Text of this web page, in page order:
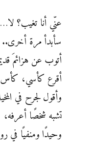
عنّي أنا تغيب؟
سأبدأ مرة أخرى..
أتوب عن هزائمَ
أقرع كأسي، كأس
وأقول لجرح في
تشبه شخصًا أعرفه،
وحيدًا ومنفيًا في